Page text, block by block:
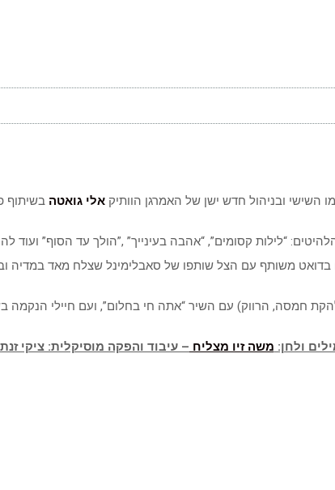
השישי ובניהול חדש ישן של האמרגן הוותיקאלי גואטה בשיתוף
“לילות קסומים”, “אהבה בעינייך” ,”הולך עד הסוף” ועוד
חמסה, הרווק) עם השיר “אתה חי בחלום”, ועם חיילי הנקמה
ולחן: משה זיו מצליח – עיבוד והפקה מוסיקלית: ציקי